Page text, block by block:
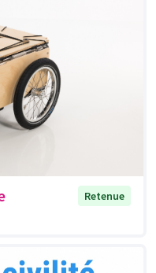
Retenue